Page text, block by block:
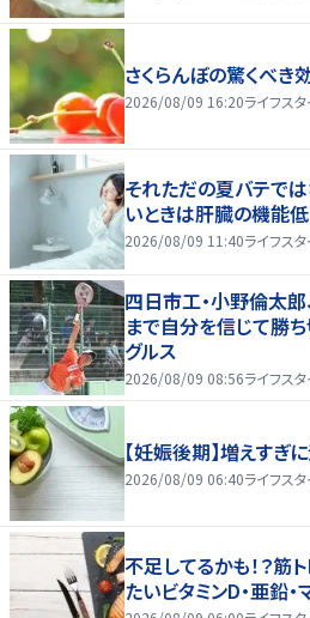
さくらんぼの驚くべき
2026/08/09 16:20ライフス
それただの夏バテで
いときは肝臓の機能
2026/08/09 11:40ライフス
四日市工・小野倫太郎
まで自分を信じて勝
グルス
2026/08/09 08:56ライフス
【妊娠後期】増えすぎ
2026/08/09 06:40ライフス
不足してるかも！？筋
たいビタミンD・亜鉛・